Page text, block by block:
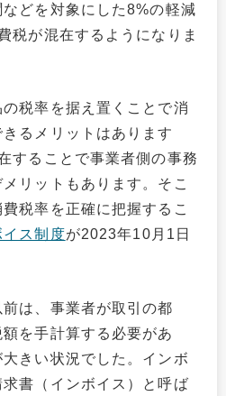
どを対象にした8%の軽減
税が混在するようになりま
税率を据え置くことで消
るメリットはあります
することで事業者側の事務
リットもあります。そこ
税率を正確に把握するこ
イス制度が2023年10月1日
は、事業者が取引の都
を手計算する必要があ
きい状況でした。インボ
書（インボイス）と呼ば